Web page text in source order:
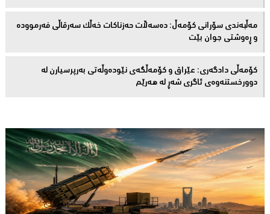
مەڵبەندى سۆرانى کۆمەڵ: دەسەڵات حەزناکات خەڵک سەرقاڵى فەرموودە
و ڕەوشتى جوان بێت
کۆمەڵى دادگەرى: عێراق و كۆمەڵگەی نێودەوڵەتی بەرپرسیارن لە
دوورخستنەوەى ئاگری شەڕ لە هەرێم